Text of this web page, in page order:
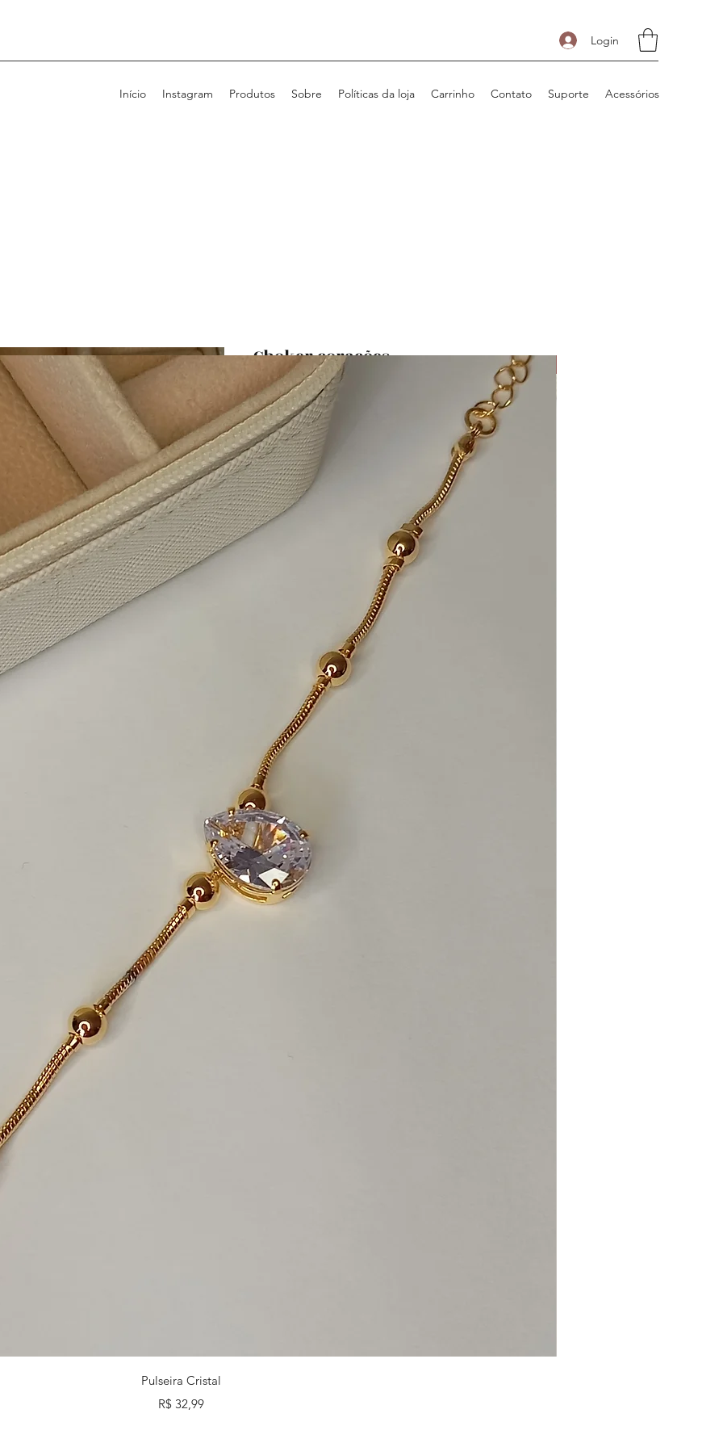
Login
Início Instagram Produtos Sobre Políticas da loja Carrinho Contato Suporte Acessórios
Choker corações
SKU: 136
R$ 35,99Preço
Quantidade
Adicionar ao carrinho
Visualização rápida
Pulseira Cristal
Preço
R$ 32,99